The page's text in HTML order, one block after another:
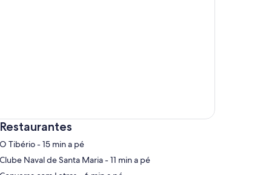
Restaurantes
‪O Tibério - ‬15 min a pé
‪Clube Naval de Santa Maria - ‬11 min a pé